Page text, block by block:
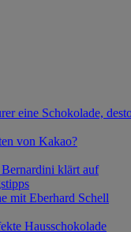
eine Schokolade,
von Kakao?
klärt auf
mit Eberhard Schell
Hausschokolade